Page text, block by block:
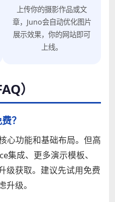
上传你的摄影作品或文
章，Juno会自动优化图片
展示效果，你的网站即可
上线。
）
？
心功能和基础布局。但高
集成、更多演示模板、
级获取。建议先试用免费
级。